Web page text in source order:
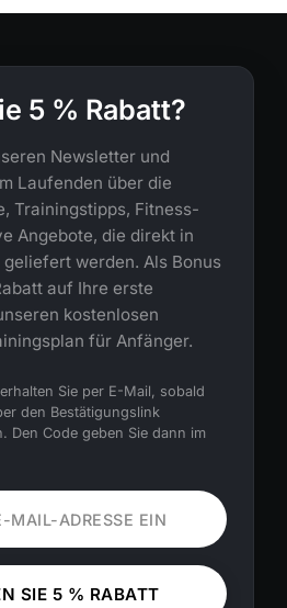
5 % Rabatt?
Newsletter und
Laufenden über die
Trainingstipps, Fitness-
Angebote, die direkt in
werden. Als Bonus
auf Ihre erste
kostenlosen
für Anfänger.
Sie per E-Mail, sobald
den Bestätigungslink
Den Code geben Sie dann im
SIE 5 % RABATT